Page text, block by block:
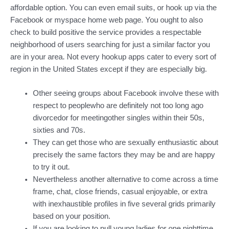
affordable option. You can even email suits, or hook up via the
Facebook or myspace home web page. You ought to also
check to build positive the service provides a respectable
neighborhood of users searching for just a similar factor you
are in your area. Not every hookup apps cater to every sort of
region in the United States except if they are especially big.
Other seeing groups about Facebook involve these with
respect to peoplewho are definitely not too long ago
divorcedor for meetingother singles within their 50s,
sixties and 70s.
They can get those who are sexually enthusiastic about
precisely the same factors they may be and are happy
to try it out.
Nevertheless another alternative to come across a time
frame, chat, close friends, casual enjoyable, or extra
with inexhaustible profiles in five several grids primarily
based on your position.